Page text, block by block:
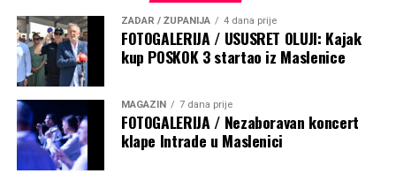
ZADAR / ŽUPANIJA 4 dana prije
FOTOGALERIJA / USUSRET OLUJI: Kajak
kup POSKOK 3 startao iz Maslenice
MAGAZIN 7 dana prije
FOTOGALERIJA / Nezaboravan koncert
klape Intrade u Maslenici